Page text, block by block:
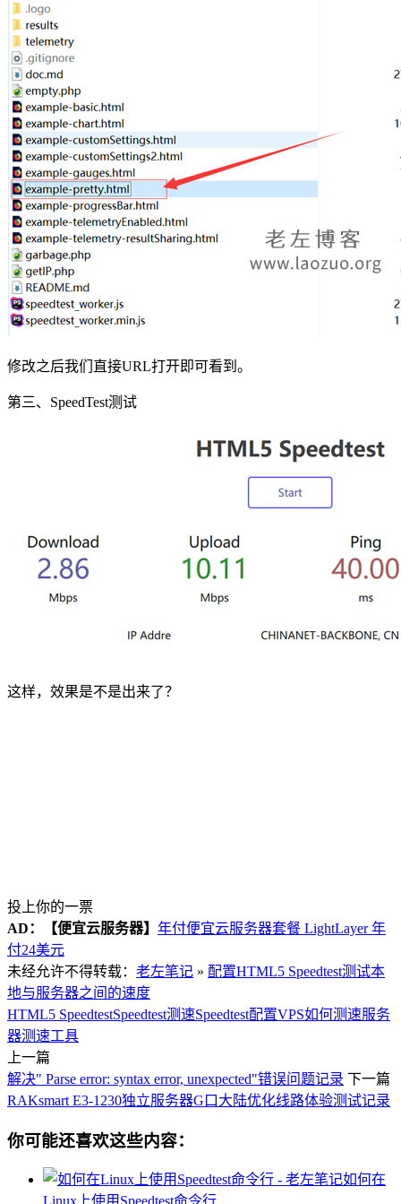
修改之后我们直接URL打开即可看到。
第三、SpeedTest测试
这样，效果是不是出来了？
投上你的一票
AD：
【便宜云服务器】 年付便宜云服务器套餐 LightLayer 年
付24美元
未经允许不得转载： 老左笔记 » 配置HTML5 Speedtest测试本
地与服务器之间的速度
HTML5 SpeedtestSpeedtest测速Speedtest配置VPS如何测速服务
器测速工具
上一篇
解决" Parse error: syntax error, unexpected"错误问题记录 下一篇
RAKsmart E3-1230独立服务器G口大陆优化线路体验测试记录
你可能还喜欢这些内容：
如何在